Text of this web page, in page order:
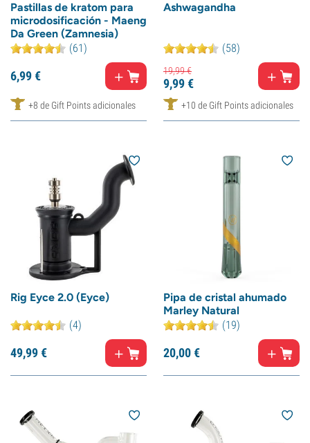
Pastillas de kratom para
microdosificación - Maeng
Da Green (Zamnesia)
(61)
6,99€
+8 de Gift Points adicionales
Ashwagandha
(58)
19,99€
9,99€
+10 de Gift Points adicionales
Rig Eyce 2.0 (Eyce)
(4)
49,99€
Pipa de cristal ahumado
Marley Natural
(19)
20,00€